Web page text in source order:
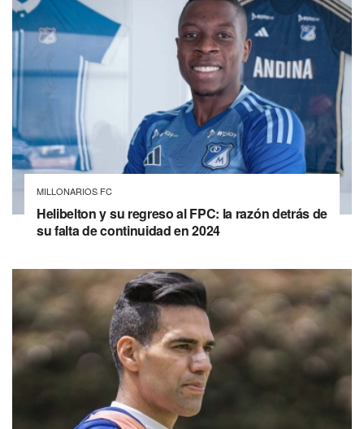
MILLONARIOS FC
Helibelton y su regreso al FPC: la razón detrás de
su falta de continuidad en 2024